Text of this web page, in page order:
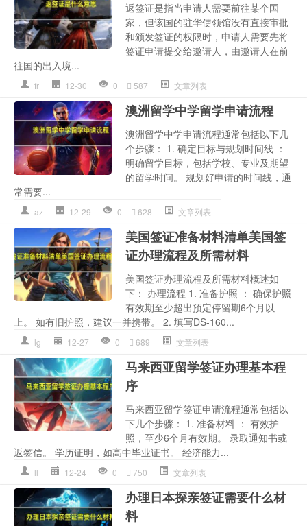
返签证是指当申请人需要前往某个国
家，但该国的驻华使领馆没有直接审批
和颁发签证的权限时，申请人需要先将
签证申请提交给邀请人，由邀请人在前
往国的出入境...
fr 12-30 0 587 文章列表
澳洲留学中学留学申请流程
澳洲留学中学申请流程通常包括以下几
个步骤： 1. 确定目标与规划时间线 ：
明确留学目标，包括学校、专业及期望
的留学时间。 规划好申请的时间线，通
常需要...
az 12-29 0 628 文章列表
美国签证准备材料清单美国签
证办理流程及所需材料
美国签证办理流程及所需材料概述如
下： 办理流程 1. 准备护照 ： 确保护照
有效期至少超出预定停留期6个月以
上。 如有旧护照，建议一并携带。 2. 填写DS-160...
lg 12-27 0 689 文章列表
马来西亚留学签证办理基本程
序
马来西亚留学签证申请流程通常包括以
下几个步骤： 1. 准备材料 ： 有效护
照，至少6个月有效期。 录取通知书或
返签信。 学历证明，如高中毕业证书。 经济能力...
ll 12-24 0 750 文章列表
办理日本探亲签证需要什么材
料